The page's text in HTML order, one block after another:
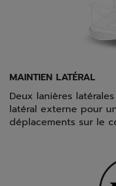
MAINTIEN LATÉRAL
Deux lanières
latéral externe pour
déplacements sur le